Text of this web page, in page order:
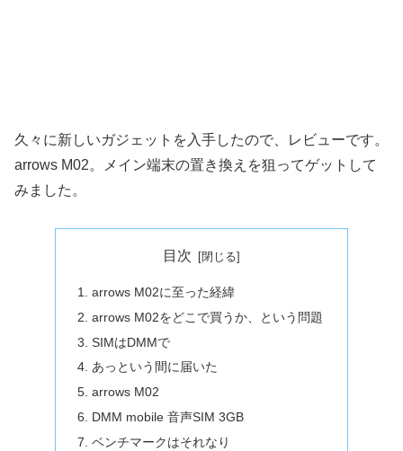
久々に新しいガジェットを入手したので、レビューです。
arrows M02。メイン端末の置き換えを狙ってゲットして
みました。
目次
arrows M02に至った経緯
arrows M02をどこで買うか、という問題
SIMはDMMで
あっという間に届いた
arrows M02
DMM mobile 音声SIM 3GB
ベンチマークはそれなり